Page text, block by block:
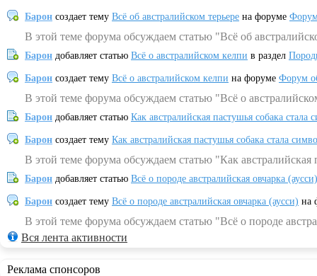
Барон создает тему Всё об австралийском терьере на форуме
В этой теме форума обсуждаем статью "Всё об
Барон добавляет статью Всё о австралийском келпи в раздел
Барон создает тему Всё о австралийском келпи на форуме Форум
В этой теме форума обсуждаем статью "Всё о
Барон добавляет статью Как австралийская пастушья собака
Барон создает тему Как австралийская пастушья собака стала
В этой теме форума обсуждаем статью "Как
Барон добавляет статью Всё о породе австралийская овчарка (аусси)
Барон создает тему Всё о породе австралийская овчарка (аусси) на
В этой теме форума обсуждаем статью "Всё о породе
Вся лента активности
Реклама спонсоров